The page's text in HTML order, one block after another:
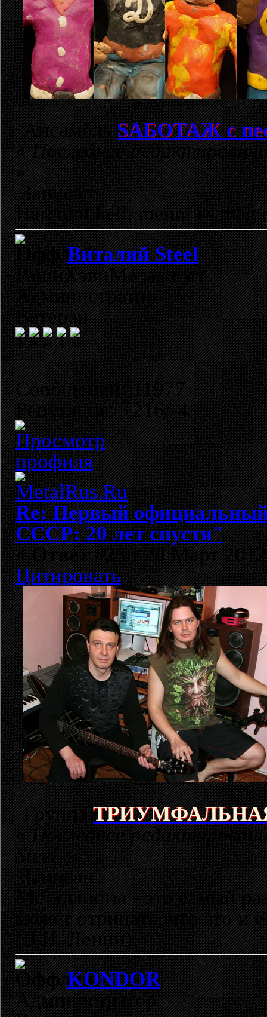
АнсамбльSАБОТАЖ с
«Последнее
»
Записан
Harcolni kell, menni es meg
Виталий Steel
РашнХэвиМеталлист
Администратор
Ветеран
Сообщений: 11977
Репутация: +216/-4
Re: Первый
СССР: 20 лет спустя"
«Ответ #25 :20 Март
Цитировать
Группа
«Последнее
Steel»
Записан
Металлисты - это самый
может отрицать, что это и
(В.И. Ленин)
KONDOR
Администратор